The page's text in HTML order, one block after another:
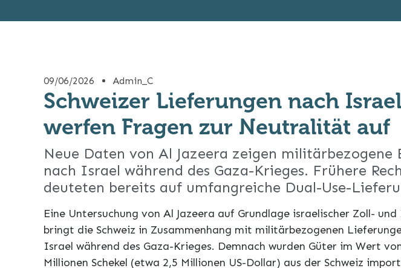
09/06/2026 Admin_C
Schweizer Lieferungen nach Israel
werfen Fragen zur Neutralität auf
Neue Daten von Al Jazeera zeigen militärbezogene
nach Israel während des Gaza-Krieges. Frühere
deuteten bereits auf umfangreiche Dual-Use-
Eine Untersuchung von Al Jazeera auf Grundlage israelischer Zoll-
bringt die Schweiz in Zusammenhang mit militärbezogenen
Israel während des Gaza-Krieges. Demnach wurden Güter im Wert
Millionen Schekel (etwa 2,5 Millionen US-Dollar) aus der Schweiz